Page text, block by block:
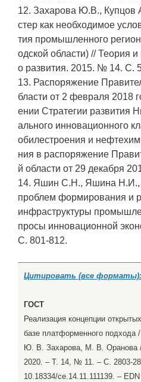
12. Захарова Ю.В., Купцов
стер как необходимое
тия промышленного
одской области) // Теория
о развития. 2015. № 14. С.
13. Распоряжение
бласти от 2 февраля 2018
ении Стратегии развития
ального инновационного
обилестроения и
ния в распоряжение
й области от 29 декабря
14. Яшин С.Н., Яшина Н.И.,
проблем формирования и
инфраструктуры
просы инновационной
С. 801-812.
Цитировать (все форматы):
ГОСТ
Реализация концепции
базе платформенного
Ю. В. Захарова, М. В. Оранова
2020. – Т. 14, № 11. – С. 2803-
10.18334/ce.14.11.111139. –